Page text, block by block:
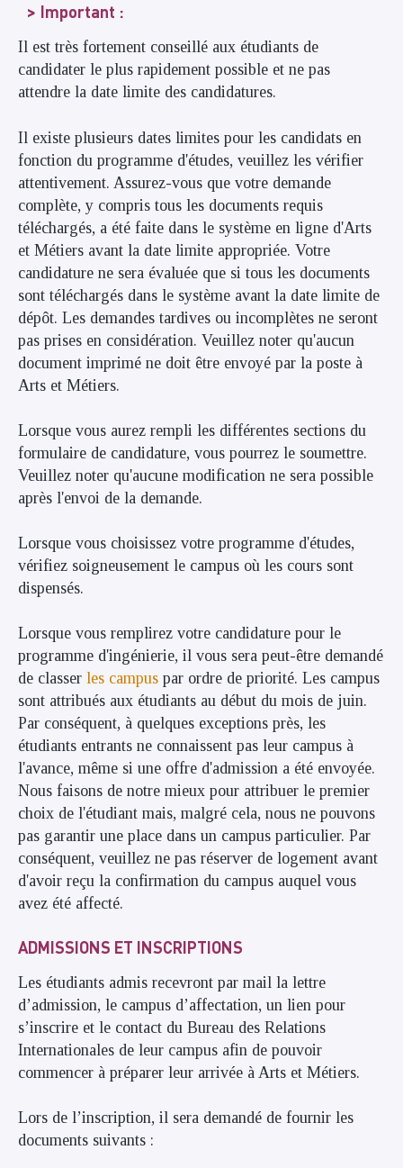
Important :
Il est très fortement conseillé aux étudiants de
candidater le plus rapidement possible et ne pas
attendre la date limite des candidatures.
Il existe plusieurs dates limites pour les candidats en
fonction du programme d'études, veuillez les vérifier
attentivement. Assurez-vous que votre demande
complète, y compris tous les documents requis
téléchargés, a été faite dans le système en ligne d'Arts
et Métiers avant la date limite appropriée. Votre
candidature ne sera évaluée que si tous les documents
sont téléchargés dans le système avant la date limite de
dépôt. Les demandes tardives ou incomplètes ne seront
pas prises en considération. Veuillez noter qu'aucun
document imprimé ne doit être envoyé par la poste à
Arts et Métiers.
Lorsque vous aurez rempli les différentes sections du
formulaire de candidature, vous pourrez le soumettre.
Veuillez noter qu'aucune modification ne sera possible
après l'envoi de la demande.
Lorsque vous choisissez votre programme d'études,
vérifiez soigneusement le campus où les cours sont
dispensés.
Lorsque vous remplirez votre candidature pour le
programme d'ingénierie, il vous sera peut-être demandé
de classer les campus par ordre de priorité. Les campus
sont attribués aux étudiants au début du mois de juin.
Par conséquent, à quelques exceptions près, les
étudiants entrants ne connaissent pas leur campus à
l'avance, même si une offre d'admission a été envoyée.
Nous faisons de notre mieux pour attribuer le premier
choix de l'étudiant mais, malgré cela, nous ne pouvons
pas garantir une place dans un campus particulier. Par
conséquent, veuillez ne pas réserver de logement avant
d'avoir reçu la confirmation du campus auquel vous
avez été affecté.
ADMISSIONS ET INSCRIPTIONS
Les étudiants admis recevront par mail la lettre
d’admission, le campus d’affectation, un lien pour
s’inscrire et le contact du Bureau des Relations
Internationales de leur campus afin de pouvoir
commencer à préparer leur arrivée à Arts et Métiers.
Lors de l’inscription, il sera demandé de fournir les
documents suivants :